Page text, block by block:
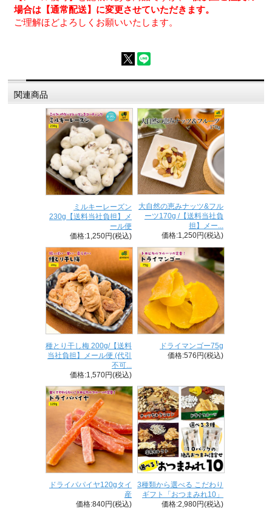
場合は【通常配送】に変更させていただきます。
ご理解ほどよろしくお願いいたします。
関連商品
ミルキーレーズン
230g【送料当社負担】メ
ール便
価格:1,250円(税込)
大自然の恵みナッツ&フル
ーツ170g /【送料当社負
担】メー...
価格:1,250円(税込)
種とり干し梅 200g/【送料
当社負担】メール便 (代引
不可...
価格:1,570円(税込)
ドライマンゴー75g
価格:576円(税込)
ドライパパイヤ120gタイ
産
価格:840円(税込)
3種類から選べる こだわり
ギフト「おつまみれ10」
価格:2,980円(税込)